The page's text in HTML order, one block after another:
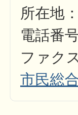
所在地
電話番
ファク
市民総